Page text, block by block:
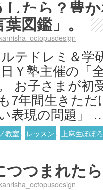
したら？豊
図鑑」。
kanrisha_octopusdesign
テドレミ＆学
Ｙ塾主催の「
お子さまが初
7年間生きた
表現の問題」
教室 , レッスン , 上麻生ぽぽ
つつまれた
kanrisha_octopusdesign